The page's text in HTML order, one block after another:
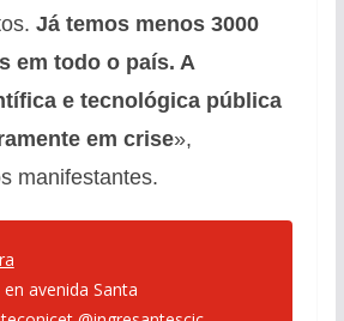
Já temos menos 3000
em todo o país. A
e tecnológica pública
em crise»,
manifestantes.
avenida Santa